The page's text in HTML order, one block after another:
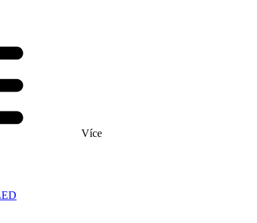
Více